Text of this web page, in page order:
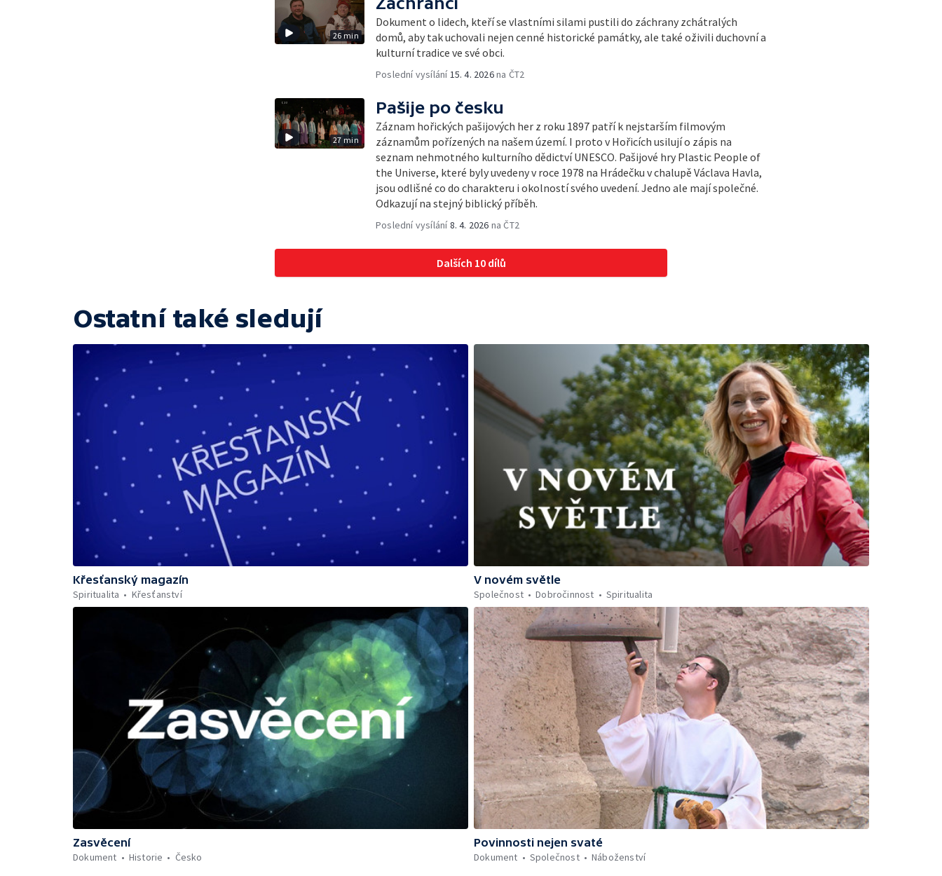
26 min
Dokument o lidech, kteří se vlastními silami pustili do záchrany zchátralých
domů, aby tak uchovali nejen cenné historické památky, ale také oživili duchovní a
kulturní tradice ve své obci.
Poslední vysílání 15. 4. 2026na ČT2
27 min
Pašije po česku
Záznam hořických pašijových her z roku 1897 patří k nejstarším filmovým
záznamům pořízených na našem území. I proto v Hořicích usilují o zápis na
seznam nehmotného kulturního dědictví UNESCO. Pašijové hry Plastic People of
the Universe, které byly uvedeny v roce 1978 na Hrádečku v chalupě Václava Havla,
jsou odlišné co do charakteru i okolností svého uvedení. Jedno ale mají společné.
Odkazují na stejný biblický příběh.
Poslední vysílání8. 4. 2026 na ČT2
Dalších 10 dílů
Ostatní také sledují
Křesťanský magazín
Spiritualita
Křesťanství
V novém světle
Společnost
Dobročinnost Spiritualita
Zasvěcení
Dokument
Historie Česko
Povinnosti nejen svaté
Dokument
Společnost Náboženství